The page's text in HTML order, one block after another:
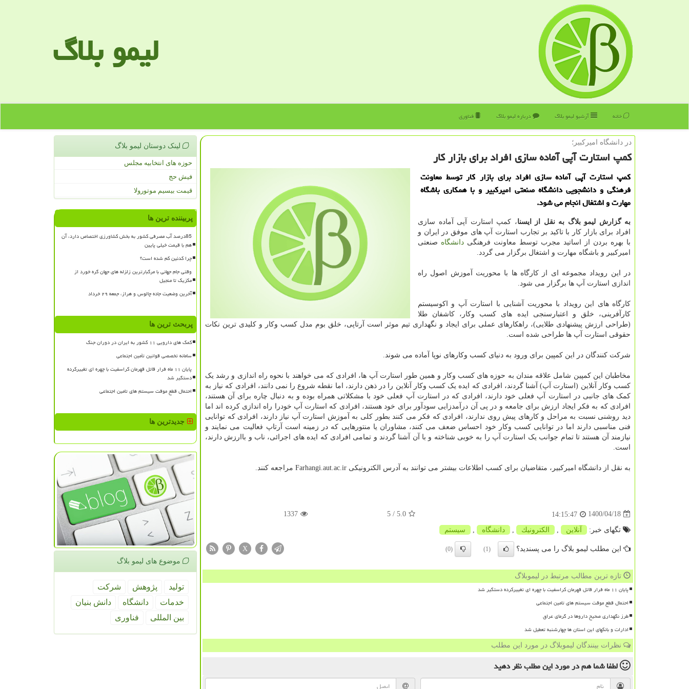
لیمو بلاگ
خانه آرشیو لیمو بلاگ درباره لیمو بلاگ فناوری
در دانشگاه امیركبیر؛
كمپ استارت آپی آماده سازی افراد برای بازار كار
کمپ استارت آپی آماده سازی افراد برای بازار کار توسط معاونت
فرهنگی و دانشجویی دانشگاه صنعتی امیرکبیر و با همکاری باشگاه
مهارت و اشتغال انجام می شود.
به گزارش لیمو بلاگ به نقل از ایسنا، کمپ استارت آپی آماده سازی
افراد برای بازار کار با تاکید بر تجارب استارت آپ های موفق در ایران و
با بهره بردن از اساتید مجرب توسط معاونت فرهنگی دانشگاه صنعتی
امیرکبیر و باشگاه مهارت و اشتغال برگزار می گردد.
در این رویداد مجموعه ای از کارگاه ها با محوریت آموزش اصول راه
اندازی استارت آپ ها برگزار می شود.
کارگاه های این رویداد با محوریت آشنایی با استارت آپ و اکوسیستم
کارآفرینی، خلق و اعتبارسنجی ایده های کسب وکار، کاشفان طلا
(طراحی ارزش پیشنهادی طلایی)، راهکارهای عملی برای ایجاد و نگهداری تیم موثر است آرتاپی، خلق بوم مدل کسب وکار و کلیدی ترین نکات
حقوقی استارت آپ ها طراحی شده است.
شرکت کنندگان در این کمپین برای ورود به دنیای کسب وکارهای نوپا آماده می شوند.
مخاطبان این کمپین شامل علاقه مندان به حوزه های کسب وکار و همین طور استارت آپ ها، افرادی که می خواهند با نحوه راه اندازی و رشد یک
کسب وکار آنلاین (استارت آپ) آشنا گردند، افرادی که ایده یک کسب وکار آنلاین را در ذهن دارند، اما نقطه شروع را نمی دانند، افرادی که نیاز به
کمک های جانبی در استارت آپ فعلی خود دارند، افرادی که در استارت آپ فعلی خود با مشکلاتی همراه بوده و به دنبال چاره برای آن هستند،
افرادی که به فکر ایجاد ارزش برای جامعه و در پی آن درآمدزایی سودآور برای خود هستند، افرادی که استارت آپ خودرا راه اندازی کرده اند اما
دید روشنی نسبت به مراحل و کارهای پیش روی ندارند، افرادی که فکر می کنند بطور کلی به آموزش استارت آپ نیاز دارند، افرادی که توانایی
فنی مناسبی دارند اما در توانایی کسب وکار خود احساس ضعف می کنند، مشاوران یا منتورهایی که در زمینه است آرتاپ فعالیت می نمایند و
نیازمند آن هستند تا تمام جوانب یک استارت آپ را به خوبی شناخته و با آن آشنا گردند و تمامی افرادی که ایده های اجرائی، ناب و باارزش دارند،
است.
به نقل از دانشگاه امیرکبیر، متقاضیان برای کسب اطلاعات بیشتر می توانند به آدرس الکترونیکی Farhangi.aut.ac.ir مراجعه کنند.
1400/04/18
14:15:47
5.0
/ 5
1337
تگهای خبر: آنلاین الكترونیك دانشگاه سیستم
این مطلب لیمو بلاگ را می پسندید؟ (1)
(0)
X
تازه ترین مطالب مرتبط در لیموبلاگ
پایان ۱۱ ماه فرار قاتل قهرمان کراسفیت با چهره ای تغییرکرده دستگیر شد
احتمال قطع موقت سیستم های تامین اجتماعی
طرز نگهداری صحیح داروها در گرمای عراق
ادارات و بانکهای این استان ها چهارشنبه تعطیل شد
نظرات بینندگان لیموبلاگ در مورد این مطلب
لطفا شما همدر مورد این مطلبنظر دهید
لینک دوستان لیمو بلاگ
حوزه های انتخابیه مجلس
فیش حج
قیمت بیسیم موتورولا
پربیننده ترین ها
85درصد آب مصرفی کشور به بخش کشاورزی اختصاص دارد، آن
هم با قیمت خیلی پایین
چرا کدئین کم شده است؟
وقتی جام جهانی با مرگبارترین زلزله های جهان گره خورد از
مکزیک تا منجیل
آخرین وضعیت جاده چالوس و هراز، جمعه ۲۹ خرداد
پربحث ترین ها
کمک های دارویی ۱۱ کشور به ایران در دوران جنگ
سامانه تخصصی قوانین تأمین اجتماعی
پایان ۱۱ ماه فرار قاتل قهرمان کراسفیت با چهره ای تغییرکرده
دستگیر شد
احتمال قطع موقت سیستم های تامین اجتماعی
جدیدترین ها
موضوع های لیمو بلاگ
تولید پژوهش
شركت
خدمات
دانشگاه
دانش بنیان
بین المللی
فناوری